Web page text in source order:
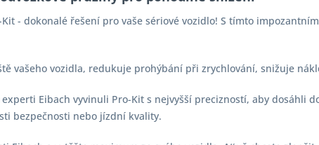
Kit - dokonalé řešení pro vaše sériové vozidlo! S tímto
vašeho vozidla, redukuje prohýbání při zrychlování, snižuje
Eibach vyvinuli Pro-Kit s nejvyšší precizností, aby dosáhli
bezpečnosti nebo jízdní kvality.